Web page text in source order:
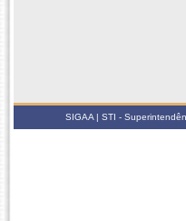
SIGAA | STI -